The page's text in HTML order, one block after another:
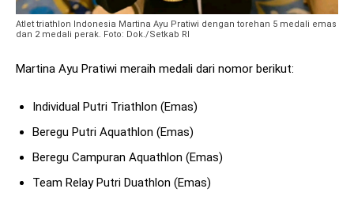
Atlet triathlon Indonesia Martina Ayu Pratiwi dengan torehan 5 medali emas
dan 2 medali perak. Foto: Dok./Setkab RI
Martina Ayu Pratiwi meraih medali dari nomor berikut:
Individual Putri Triathlon (Emas)
Beregu Putri Aquathlon (Emas)
Beregu Campuran Aquathlon (Emas)
Team Relay Putri Duathlon (Emas)